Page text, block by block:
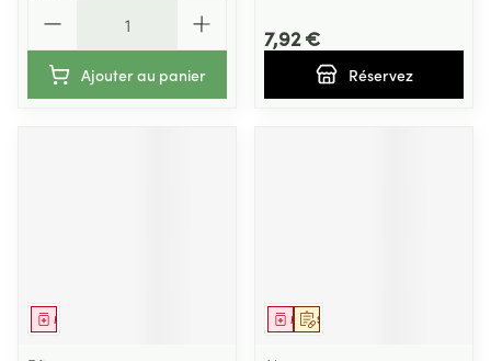
Ajouter au panier
7,92 €
Réservez
Médicament Sur prescription
Médicament